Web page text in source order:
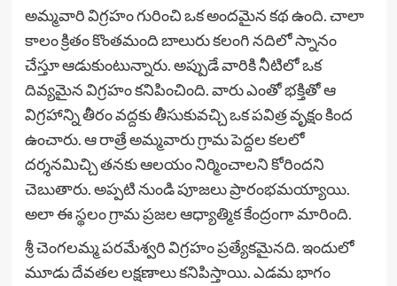
అమ్మవారి విగ్రహం గురించి ఒక అందమైన కథ ఉంది. చాలా
కాలం క్రితం కొంతమంది బాలురు కలంగి నదిలో స్నానం
చేస్తూ ఆడుకుంటున్నారు. అప్పుడే వారికి నీటిలో ఒక
దివ్యమైన విగ్రహం కనిపించింది. వారు ఎంతో భక్తితో ఆ
విగ్రహాన్ని తీరం వద్దకు తీసుకువచ్చి ఒక పవిత్ర వృక్షం కింద
ఉంచారు. ఆ రాత్రే అమ్మవారు గ్రామ పెద్దల కలలో
దర్శనమిచ్చి తనకు ఆలయం నిర్మించాలని కోరిందని
చెబుతారు. అప్పటి నుండి పూజలు ప్రారంభమయ్యాయి.
అలా ఈ స్థలం గ్రామ ప్రజల ఆధ్యాత్మిక కేంద్రంగా మారింది.
శ్రీ చెంగలమ్మ పరమేశ్వరి విగ్రహం ప్రత్యేకమైనది. ఇందులో
మూడు దేవతల లక్షణాలు కనిపిస్తాయి. ఎడమ భాగం